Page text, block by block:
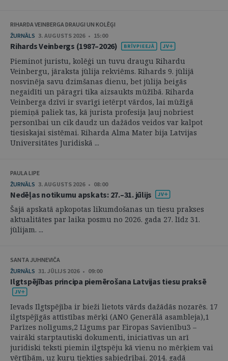
RIHARDA VEINBERGA DRAUGI UN KOLĒĢI
ŽURNĀLS 3. AUGUSTS 2026 • 15:00
Rihards Veinbergs (1987–2026)
Pieminot juristu, kolēģi un tuvu draugu Rihardu
Veinbergu, jāraksta jūlija rekviēms. Rihards 9. jūlijā
nosvinēja savu dzimšanas dienu, bet jūlija beigās
negaidīti un pāragri tika aizsaukts mūžībā. Riharda
Veinberga dzīvi ir svarīgi ietērpt vārdos, lai mūžīgā
piemiņā paliek tas, kā jurista profesija ļauj nobriest
personībai un cik daudz un dažādos veidos var kalpot
tiesiskajai sistēmai. Riharda Alma Mater bija Latvijas
Universitātes Juridiskā ...
PAULA LIPE
ŽURNĀLS 3. AUGUSTS 2026 • 08:00
Nedēļas notikumu apskats: 27.–31. jūlijs
Šajā apskatā apkopotas likumdošanas un tiesu prakses
aktualitātes par laika posmu no 2026. gada 27. līdz 31.
jūlijam. ...
SANTA JUHNEVIČA
ŽURNĀLS 31. JŪLIJS 2026 • 09:00
Ilgtspējības principa piemērošana Latvijas tiesu praksē
Ievads Ilgtspējība ir bieži lietots vārds dažādās nozarēs. 17
ilgtspējīgās attīstības mērķi (ANO Ģenerālā asambleja),1
Parīzes nolīgums,2 Līgums par Eiropas Savienību3 –
vairāki starptautiski dokumenti, iniciatīvas un arī
juridiski teksti piemin ilgtspēju kā vienu no mērķiem vai
vērtībām, uz kuru tiekties sabiedrībai. 2014. gadā